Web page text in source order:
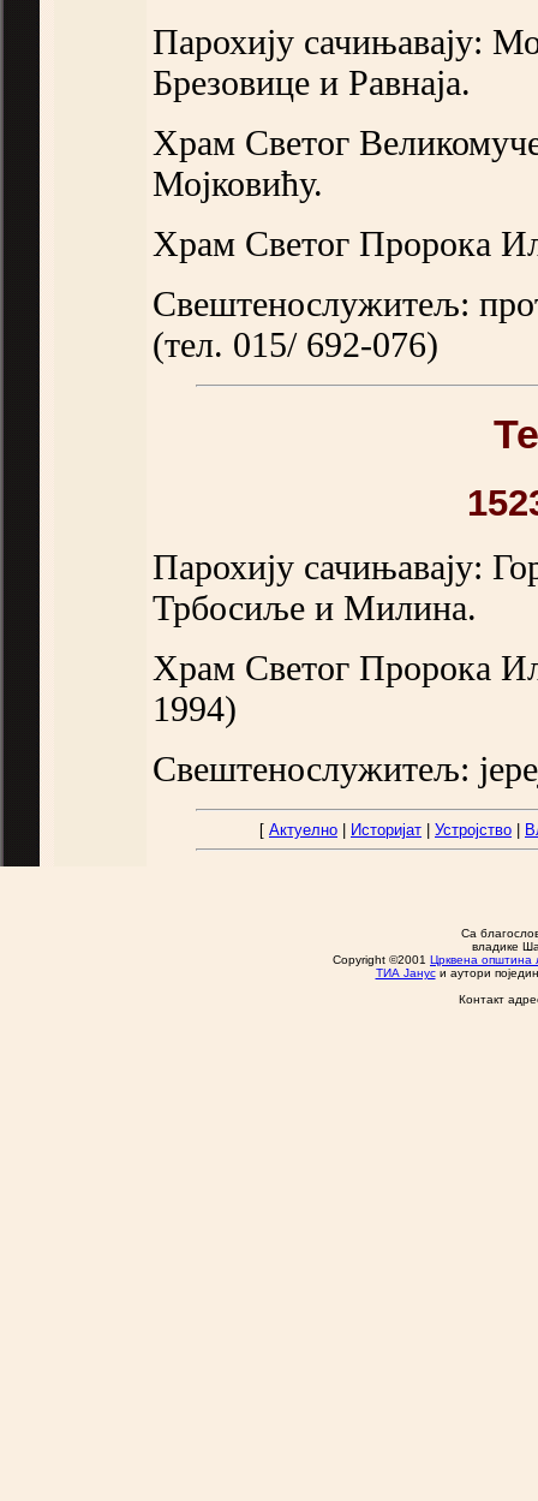
Парохију сачињавају:
Брезовице и Равнаја.
Храм Светог
Мојковићу.
Храм Светог Пророка
Свештенослужитељ:
(тел. 015/ 692-076)
Парохију сачињавају:
Трбосиље и Милина.
Храм Светог Пророка
1994)
Свештенослужитељ:
[ Актуелно Историјат Устројство
Са
владике
Copyright ©2001 Црквена општина
ТИА Јануси аутори
Контакт